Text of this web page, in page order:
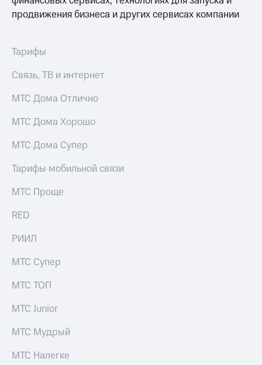
Покупка
на связь
С картой
Деньги
Накопления
Откладывайте
и получайте
Пополнить
номер
МТС
Настройки
автоплатежа
номер
Тарифы
при оплате
с карты
МТС Деньги
товаров
Скидки
на смартфоны
при
продвижения бизнеса и других сервисах компании
Тарифы
Связь, ТВ и интернет
МТС Дома Отлично
МТС Дома Хорошо
МТС Дома Супер
Тарифы мобильной связи
МТС Проще
RED
РИИЛ
МТС Супер
МТС ТОП
МТС Junior
МТС Мудрый
МТС Налегке